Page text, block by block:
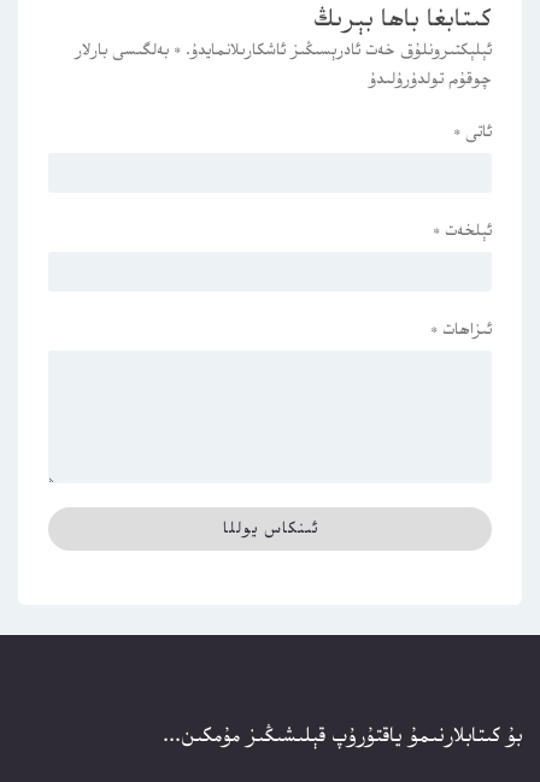
كىتابغا باھا بېرىڭ
ئېلېكتىرونلۇق خەت ئادرېسىڭىز ئاشكارىلانمايدۇ. * بەلگىسى بارلار
چوقۇم تولدۇرۇلىدۇ
ئاتى *
ئېلخەت *
ئىزاھات *
بۇ كىتابلارنىمۇ ياقتۇرۇپ قېلىشىڭىز مۇمكىن...